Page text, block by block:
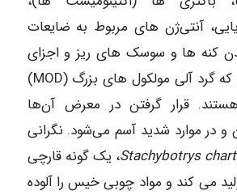
آنتی‌ژن ‌های مربوط به ضایعات
کنه ‌ها و سوسک ‌های ریز و اجزای
گرد و غبار سطحی که گرد آلی مولکول‌ های بزرگ (MOD)
قرار گرفتن در معرض آن‌ها
در موارد شدید آسم می‌شود. نگرانی
Stachybotrys، یک گونه قارچی
می ‌کند و مواد چوبی خیس را آلوده